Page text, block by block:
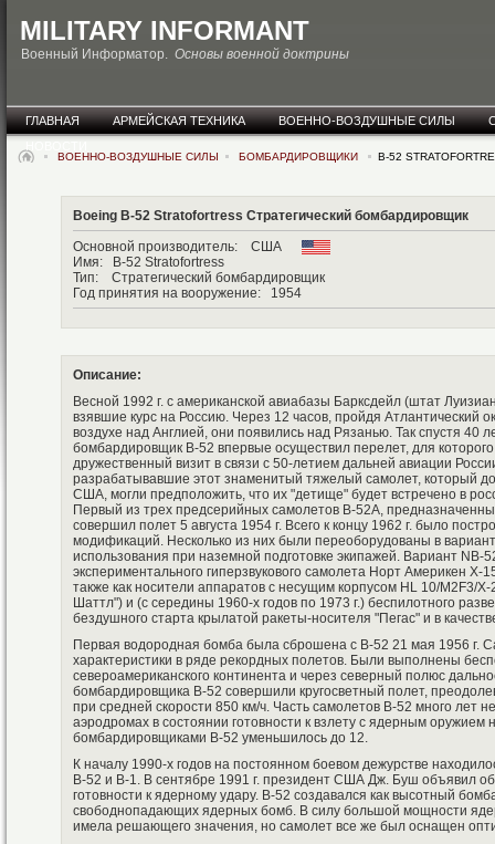
MILITARY INFORMANT
Военный Информатор. Основы военной доктрины
ГЛАВНАЯ АРМЕЙСКАЯ ТЕХНИКА ВОЕННО-ВОЗДУШНЫЕ СИЛЫ
ВОЕННО-ВОЗДУШНЫЕ СИЛЫ БОМБАРДИРОВЩИКИ B-52
Boeing B-52 Stratofortress Стратегический бомбардировщик
Основной производитель: США
Имя: B-52 Stratofortress
Тип: Стратегический бомбардировщик
Год принятия на вооружение: 1954
Описание:
Весной 1992 г. с американской авиабазы Барксдейл (штат
взявшие курс на Россию. Через 12 часов, пройдя Атлантический
воздухе над Англией, они появились над Рязанью. Так спустя 40
бомбардировщик В-52 впервые осуществил перелет, для
дружественный визит в связи с 50-летием дальней авиации
разрабатывавшие этот знаменитый тяжелый самолет, который
США, могли предположить, что их "детище" будет встречено в
Первый из трех предсерийных самолетов В-52А,
совершил полет 5 августа 1954 г. Всего к концу 1962 г. было
модификаций. Несколько из них были переоборудованы в
использования при наземной подготовке экипажей. Вариант NB-
экспериментального гиперзвукового самолета Норт Америкен
также как носители аппаратов с несущим корпусом HL 10/M2F3/
Шаттл") и (с середины 1960-х годов по 1973 г.) беспилотного
бездушного старта крылатой ракеты-носителя "Пегас" и в
Первая водородная бомба была сброшена с В-52 21 мая 1956 г.
характеристики в ряде рекордных полетов. Были выполнены
североамериканского континента и через северный полюс
бомбардировщика В-52 совершили кругосветный полет,
при средней скорости 850 км/ч. Часть самолетов В-52 много лет
аэродромах в состоянии готовности к взлету с ядерным оружием
бомбардировщиками В-52 уменьшилось до 12.
К началу 1990-х годов на постоянном боевом дежурстве
В-52 и В-1. В сентябре 1991 г. президент США Дж. Буш объявил об
готовности к ядерному удару. В-52 создавался как высотный
свободнопадающих ядерных бомб. В силу большой мощности
имела решающего значения, но самолет все же был оснащен